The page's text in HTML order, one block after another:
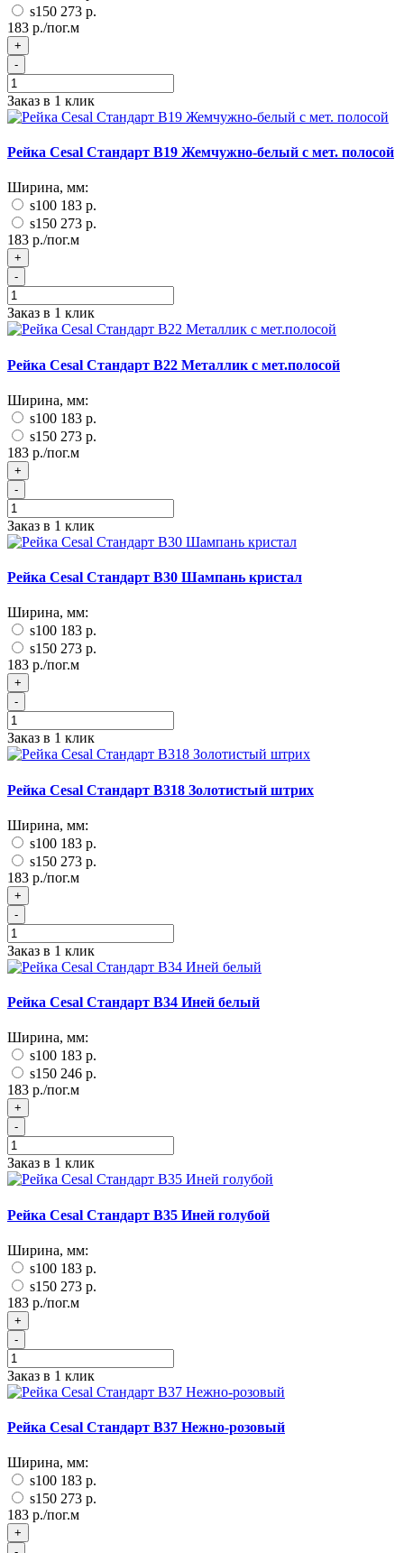
s150 273 р.
183 р./пог.м
+
-
Заказ в 1 клик
Рейка Cesal Стандарт B19 Жемчужно-белый с мет. полосой
Ширина, мм:
s100 183 р.
s150 273 р.
183 р./пог.м
+
-
Заказ в 1 клик
Рейка Cesal Стандарт B22 Металлик с мет.полосой
Ширина, мм:
s100 183 р.
s150 273 р.
183 р./пог.м
+
-
Заказ в 1 клик
Рейка Cesal Стандарт B30 Шампань кристал
Ширина, мм:
s100 183 р.
s150 273 р.
183 р./пог.м
+
-
Заказ в 1 клик
Рейка Cesal Стандарт B318 Золотистый штрих
Ширина, мм:
s100 183 р.
s150 273 р.
183 р./пог.м
+
-
Заказ в 1 клик
Рейка Cesal Стандарт B34 Иней белый
Ширина, мм:
s100 183 р.
s150 246 р.
183 р./пог.м
+
-
Заказ в 1 клик
Рейка Cesal Стандарт B35 Иней голубой
Ширина, мм:
s100 183 р.
s150 273 р.
183 р./пог.м
+
-
Заказ в 1 клик
Рейка Cesal Стандарт B37 Нежно-розовый
Ширина, мм:
s100 183 р.
s150 273 р.
183 р./пог.м
+